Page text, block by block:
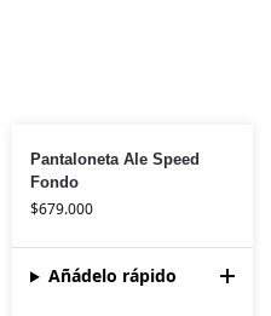
Pantaloneta Ale Speed
Fondo
$679.000
Añádelo rápido